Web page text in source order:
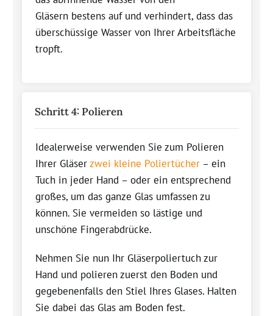
Gläsern bestens auf und verhindert, dass das
überschüssige Wasser von Ihrer Arbeitsfläche
tropft.
Schritt 4: Polieren
Idealerweise verwenden Sie zum Polieren
Ihrer Gläserzwei kleine Poliertücher – ein
Tuch in jeder Hand – oder ein entsprechend
großes, um das ganze Glas umfassen zu
können. Sie vermeiden so lästige und
unschöne Fingerabdrücke.
Nehmen Sie nun Ihr Gläserpoliertuchzur
Hand und polieren zuerst den Boden und
gegebenenfalls den Stiel Ihres Glases. Halten
Sie dabei das Glas am Boden fest.